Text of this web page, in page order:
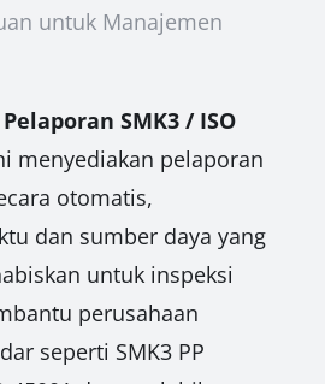
untuk Manajemen
SMK3 / ISO
menyediakan pelaporan
otomatis,
dan sumber daya yang
untuk inspeksi
perusahaan
seperti SMK3 PP